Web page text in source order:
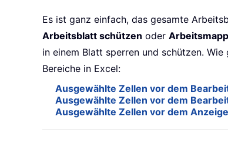
Es ist ganz einfach, das gesamte
Arbeitsblatt schützen oder
in einem Blatt sperren und schützen.
Bereiche in Excel:
Ausgewählte Zellen vor dem
Ausgewählte Zellen vor dem
Ausgewählte Zellen vor dem